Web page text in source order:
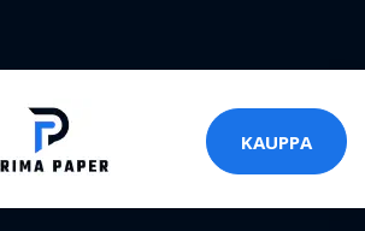
KAUPPA